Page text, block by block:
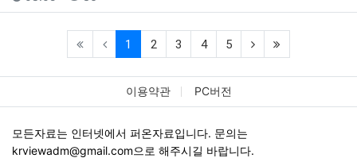
1 (current)
2 3 4 5 (next)
이용약관 PC버전
모든자료는 인터넷에서 퍼온자료입니다. 문의는
krviewadm@gmail.com으로 해주시길 바랍니다.